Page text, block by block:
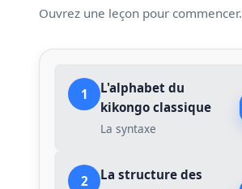
Ouvrez une leçon pour commencer.
1
L'alphabet du
kikongo classique
La syntaxe
2
La structure des